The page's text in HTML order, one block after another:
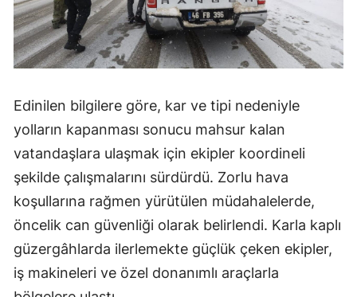
Edinilen bilgilere göre, kar ve tipi nedeniyle
yolların kapanması sonucu mahsur kalan
vatandaşlara ulaşmak için ekipler koordineli
şekilde çalışmalarını sürdürdü. Zorlu hava
koşullarına rağmen yürütülen müdahalelerde,
öncelik can güvenliği olarak belirlendi. Karla kaplı
güzergâhlarda ilerlemekte güçlük çeken ekipler,
iş makineleri ve özel donanımlı araçlarla